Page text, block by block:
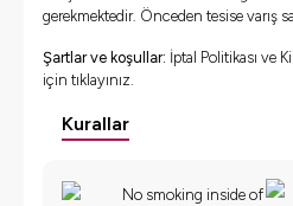
gerekmektedir. Önceden tesise varış
Şartlar ve koşullar: İptal Politikası ve
için tıklayınız.
Kurallar
No smoking inside of